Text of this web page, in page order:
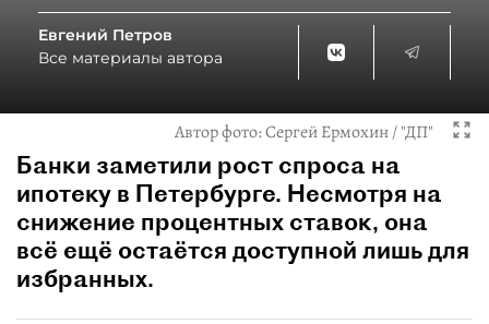
Евгений Петров
Все материалы автора
Автор фото:Сергей Ермохин / "ДП"
Банки заметили рост спроса на
ипотеку в Петербурге. Несмотря на
снижение процентных ставок, она
всё ещё остаётся доступной лишь для
избранных.